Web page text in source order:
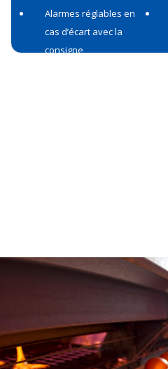
Alarmes réglables en
cas d’écart avec la
consigne